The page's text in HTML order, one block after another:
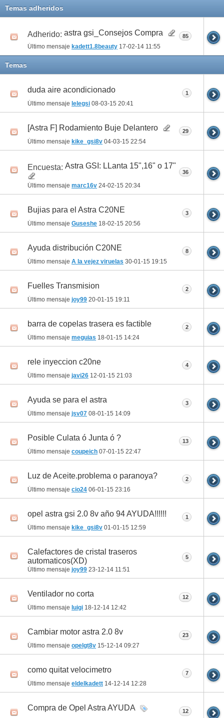
11 12
Temas adheridos
Adherido: astra gsi_Consejos Compra
Último mensaje kadett1.8beauty 17-02-14 11:55
85
Temas
duda aire acondicionado
Último mensaje lelegsi 08-03-15 20:41
1
[Astra F] Rodamiento Buje Delantero
Último mensaje kike_gsi8v 04-03-15 22:54
29
Encuesta: Astra GSI: LLanta 15",16" o 17"
Último mensaje marc16v 24-02-15 20:34
36
Bujias para el Astra C20NE
Último mensaje Guseshe 18-02-15 20:56
3
Ayuda distribución C20NE
Último mensaje A la vejez viruelas 30-01-15 19:15
8
Fuelles Transmision
Último mensaje joy99 20-01-15 19:11
2
barra de copelas trasera es factible
Último mensaje meguias 18-01-15 14:24
2
rele inyeccion c20ne
Último mensaje javi26 12-01-15 21:03
4
Ayuda se para el astra
Último mensaje jsv07 08-01-15 14:09
3
Posible Culata ó Junta ó ?
Último mensaje coupeich 07-01-15 22:47
13
Luz de Aceite.problema o paranoya?
Último mensaje cio24 06-01-15 23:16
2
opel astra gsi 2.0 8v año 94 AYUDA!!!!!!
Último mensaje kike_gsi8v 01-01-15 12:59
1
Calefactores de cristal traseros
automaticos(XD)
Último mensaje joy99 23-12-14 11:51
5
Ventilador no corta
Último mensaje luigi 18-12-14 12:42
12
Cambiar motor astra 2.0 8v
Último mensaje opelgt8v 15-12-14 09:27
23
como quitat velocimetro
Último mensaje eldelkadett 14-12-14 12:28
7
Compra de Opel Astra AYUDA 12